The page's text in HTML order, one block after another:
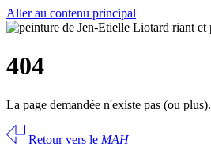
Aller au contenu principal
404
La page demandée n'existe pas (ou plus).
Retour vers le MAH